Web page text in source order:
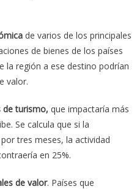
de varios de los principales
de bienes de los países
la región a ese destino podrían
valor.
de turismo, que impactaría más
Se calcula que si la
tres meses, la actividad
en 25%.
de valor. Países que